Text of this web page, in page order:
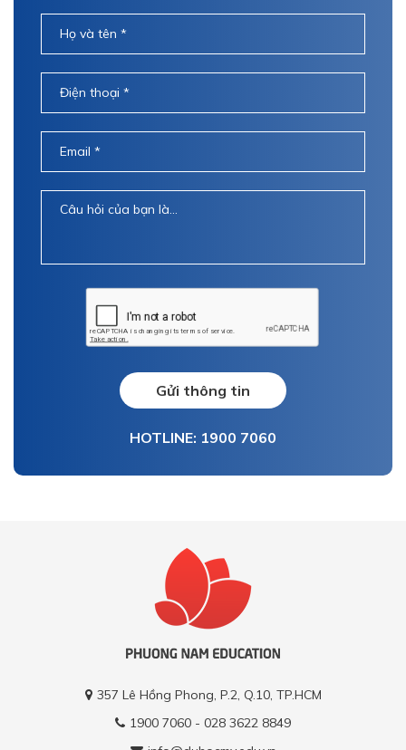
Gửi thông tin
HOTLINE: 1900 7060
357 Lê Hồng Phong, P.2, Q.10, TP.HCM
1900 7060 - 028 3622 8849